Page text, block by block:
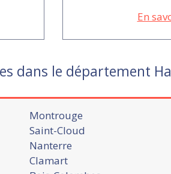
En
dans le département
Montrouge
Saint-Cloud
Nanterre
Clamart